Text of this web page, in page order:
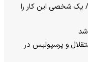
یک شخصی این کار را
شد
استقلال و پرسپولیس در